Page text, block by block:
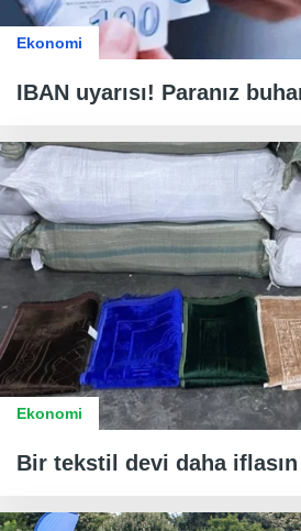
Ekonomi
IBAN uyarısı! Paranız
Ekonomi
Bir tekstil devi daha